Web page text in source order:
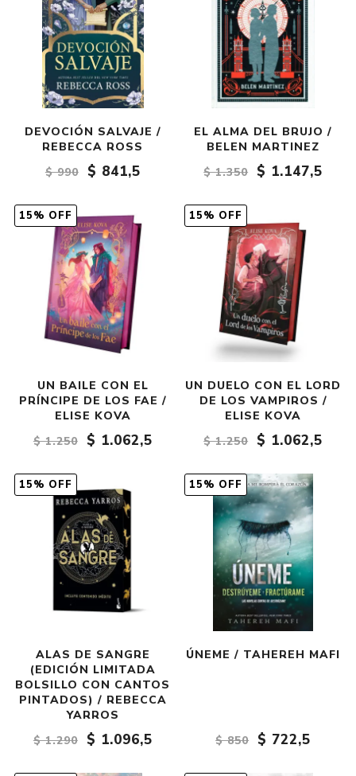
DEVOCIÓN SALVAJE /
REBECCA ROSS
$ 990
$ 841,5
EL ALMA DEL BRUJO /
BELEN MARTINEZ
$ 1.350
$ 1.147,5
15% OFF
UN BAILE CON EL
PRÍNCIPE DE LOS FAE /
ELISE KOVA
$ 1.250
$ 1.062,5
15% OFF
UN DUELO CON EL LORD
DE LOS VAMPIROS /
ELISE KOVA
$ 1.250
$ 1.062,5
15% OFF
ALAS DE SANGRE
(EDICIÓN LIMITADA
BOLSILLO CON CANTOS
PINTADOS) / REBECCA
YARROS
$ 1.290
$ 1.096,5
15% OFF
ÚNEME / TAHEREH MAFI
$ 850 $ 722,5